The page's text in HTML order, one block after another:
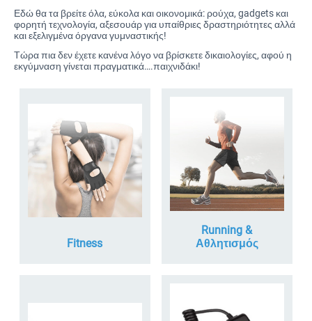
Εδώ θα τα βρείτε όλα, εύκολα και οικονομικά: ρούχα, gadgets και
φορητή τεχνολογία, αξεσουάρ για υπαίθριες δραστηριότητες αλλά
και εξελιγμένα όργανα γυμναστικής!
Τώρα πια δεν έχετε κανένα λόγο να βρίσκετε δικαιολογίες, αφού η
εκγύμναση γίνεται πραγματικά….παιχνιδάκι!
Fitness
Running &
Αθλητισμός